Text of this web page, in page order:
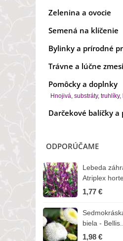
Zelenina a ovocie
Semená na klíčenie
Bylinky a prírodné
Trávne a lúčne zmesi
Pomôcky a doplnky
Hnojivá, substráty,
Darčekové balíčky a
ODPORÚČAME
Lebeda
Atriplex
1,77 €
biela - Bellis...
1,98 €